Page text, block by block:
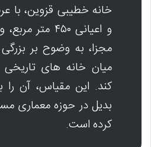
و اعیانی ۴۵۰
مجزا، به وضوح بر
میان خانه های
کند. این مقیاس، آن را
بدیل در حوزه معماری
کرده است.